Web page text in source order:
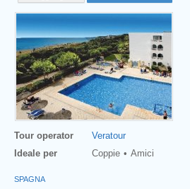
Tour operator
Veratour
Ideale per
Coppie Amici
SPAGNA